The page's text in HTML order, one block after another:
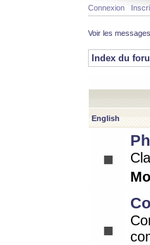
Connexion
Voir les
Index du
English